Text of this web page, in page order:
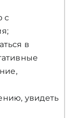
с
в
увидеть